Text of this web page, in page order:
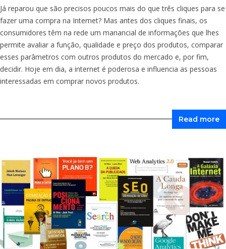
Já reparou que são precisos poucos mais do que três cliques para se
fazer uma compra na Internet? Mas antes dos cliques finais, os
consumidores têm na rede um manancial de informações que lhes
permite avaliar a função, qualidade e preço dos produtos, comparar
esses parâmetros com outros produtos do mercado e, por fim,
decidir. Hoje em dia, a internet é poderosa e influencia as pessoas
interessadas em comprar novos produtos.
Read more